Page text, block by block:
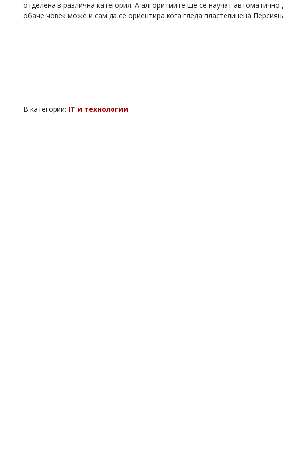
отделена в различна категория. А алгоритмите ще се научат автоматично
обаче човек може и сам да се ориентира кога гледа пластелинена
В категории: IT и технологии